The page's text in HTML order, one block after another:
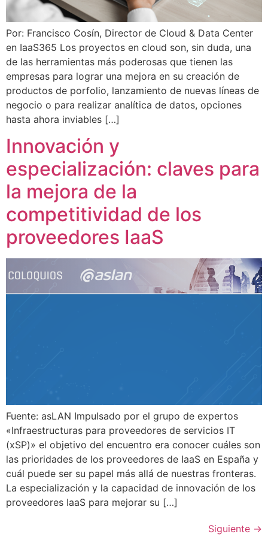
Por: Francisco Cosín, Director de Cloud & Data Center
en IaaS365 Los proyectos en cloud son, sin duda, una
de las herramientas más poderosas que tienen las
empresas para lograr una mejora en su creación de
productos de porfolio, lanzamiento de nuevas líneas de
negocio o para realizar analítica de datos, opciones
hasta ahora inviables […]
Innovación y
especialización: claves para
la mejora de la
competitividad de los
proveedores IaaS
Fuente: asLAN Impulsado por el grupo de expertos
«Infraestructuras para proveedores de servicios IT
(xSP)» el objetivo del encuentro era conocer cuáles son
las prioridades de los proveedores de IaaS en España y
cuál puede ser su papel más allá de nuestras fronteras.
La especialización y la capacidad de innovación de los
proveedores IaaS para mejorar su […]
Siguiente →